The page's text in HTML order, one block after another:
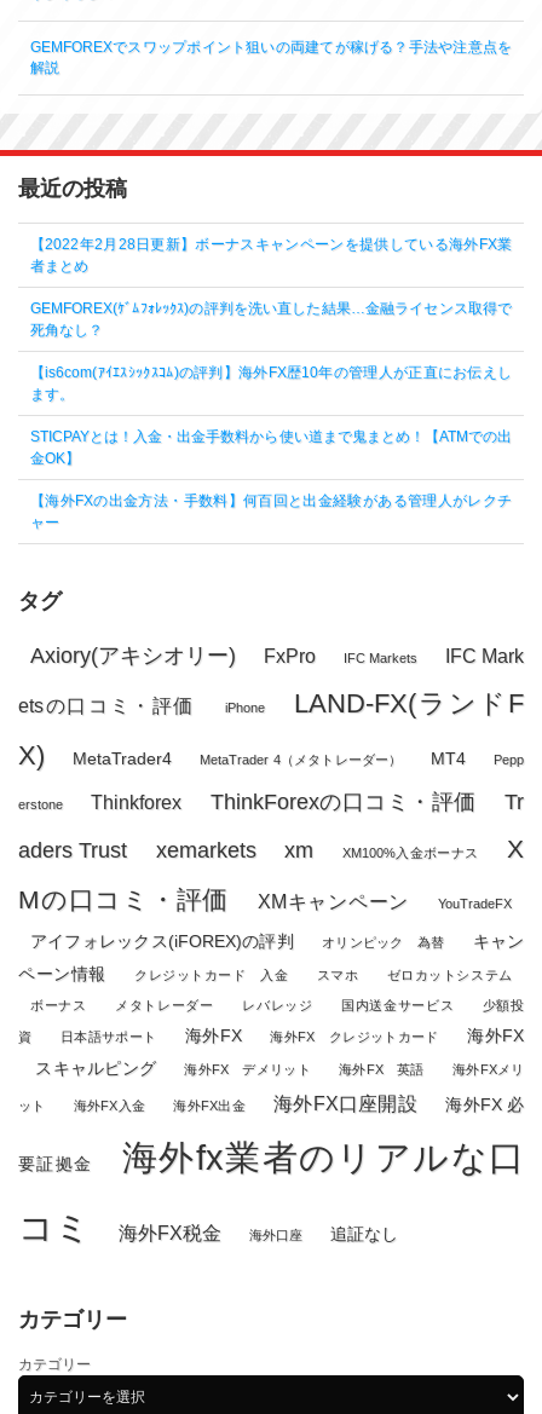
GEMFOREXでスワップポイント狙いの両建てが稼げる？手法や注意点を
解説
最近の投稿
【2022年2月28日更新】ボーナスキャンペーンを提供している海外FX業
者まとめ
GEMFOREX(ｹﾞﾑﾌｫﾚｯｸｽ)の評判を洗い直した結果…金融ライセンス取得で
死角なし？
【is6com(ｱｲｴｽｼｯｸｽｺﾑ)の評判】海外FX歴10年の管理人が正直にお伝えし
ます。
STICPAYとは！入金・出金手数料から使い道まで鬼まとめ！【ATMでの出
金OK】
【海外FXの出金方法・手数料】何百回と出金経験がある管理人がレクチ
ャー
タグ
Axiory(アキシオリー) FxPro IFC Markets IFC Mark
etsの口コミ・評価 iPhone
LAND-FX(ランドF
X)
MetaTrader4 MetaTrader 4（メタトレーダー） MT4 Pepp
erstone Thinkforex ThinkForexの口コミ・評価
Tr
aders Trust
xemarkets xm XM100%入金ボーナス
X
Mの口コミ・評価
XMキャンペーン YouTradeFX
アイフォレックス(iFOREX)の評判 オリンピック 為替
キャン
ペーン情報
クレジットカード 入金 スマホ ゼロカットシステム
ボーナス メタトレーダー レバレッジ 国内送金サービス 少額投
資 日本語サポート 海外FX 海外FX クレジットカード
海外FX
スキャルピング
海外FX デメリット 海外FX 英語 海外FXメリ
ット 海外FX入金 海外FX出金 海外FX口座開設 海外FX 必
要証拠金
海外fx業者のリアルな口
コミ
海外FX税金 海外口座 追証なし
カテゴリー
カテゴリー